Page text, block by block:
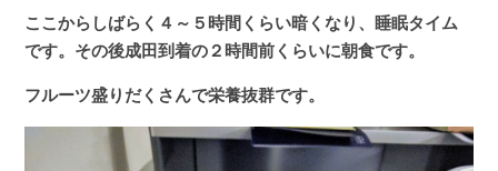
ここからしばらく４～５時間くらい暗くなり、睡眠タイム
です。その後成田到着の２時間前くらいに朝食です。
フルーツ盛りだくさんで栄養抜群です。